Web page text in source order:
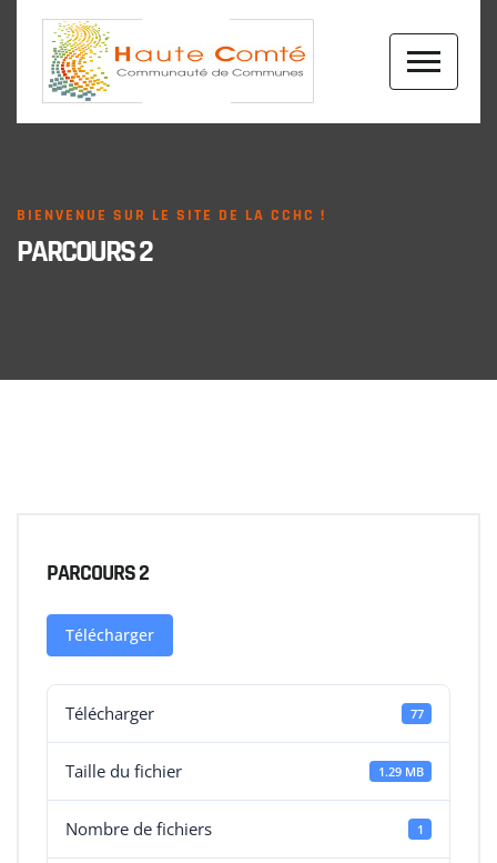
BIENVENUE SUR LE SITE DE LA CCHC !
PARCOURS 2
PARCOURS 2
Télécharger
Télécharger 77
Taille du fichier 1.29 MB
Nombre de fichiers 1